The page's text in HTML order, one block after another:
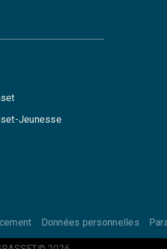
Jeunesse
Données personnelles